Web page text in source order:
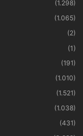
(1.298)
(1.065)
(2)
(1)
(191)
(1.010)
(1.521)
(1.038)
(431)